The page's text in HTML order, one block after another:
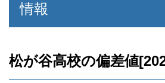
情報
松が谷高校の偏差値